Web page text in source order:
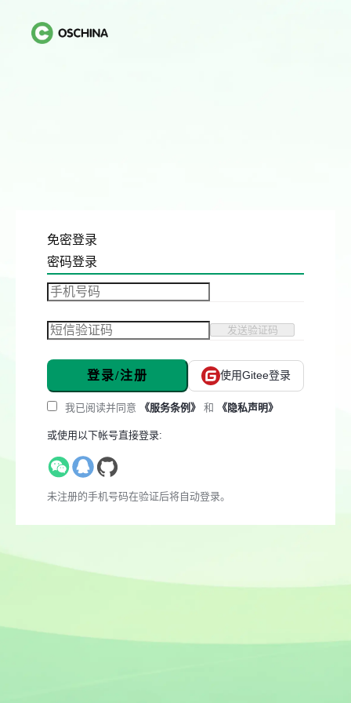
免密登录
密码登录
发送验证码
登录/注册 使用Gitee登录
我已阅读并同意 《服务条例》 和 《隐私声明》
或使用以下帐号直接登录:
未注册的手机号码在验证后将自动登录。